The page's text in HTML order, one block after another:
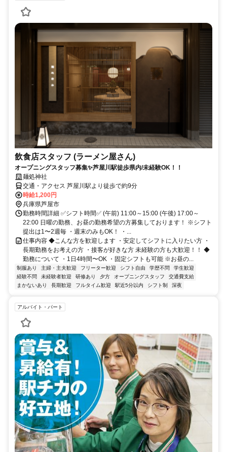
飲食店スタッフ (ラーメン屋さん)
オープニングスタッフ募集✨芦屋川駅徒歩県内/未経験OK！！
麺処神社
交通・アクセス 芦屋川駅より徒歩で約9分
時給1,200円
兵庫県芦屋市
勤務時間詳細 ✅シフト時間✅ (午前) 11:00～15:00 (午後) 17:00～
22:00 日曜の勤務、お昼の勤務希望の方募集しております！ ※シフト
提出は1〜2週毎 ・週末のみもOK！ ・...
仕事内容 ◆こんな方を歓迎します ・安定してシフトに入りたい方 ・
長期勤務をお考えの方 ・接客が好きな方 未経験の方も大歓迎！！ ◆
勤務について ・1日4時間〜OK ・固定シフトも可能 ※お昼の...
制服あり 主婦・主夫歓迎 フリーター歓迎 シフト自由 学歴不問
学生歓迎
経験不問
未経験者歓迎 研修あり 夕方 オープニングスタッフ
交通費支給
まかないあり
長期歓迎 フルタイム歓迎 駅近5分以内 シフト制 深夜
アルバイト・パート